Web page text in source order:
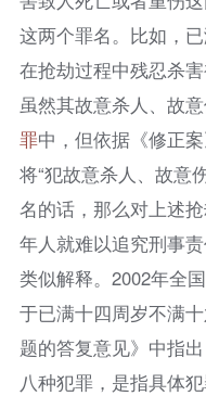
这两个罪名。比如，
在抢劫过程中残忍杀
虽然其故意杀人、故
罪中，但依据《修正
将“犯故意杀人、故意
名的话，那么对上述
年人就难以追究刑事
类似解释。2002年全
于已满十四周岁不满
题的答复意见》中指
八种犯罪，是指具体